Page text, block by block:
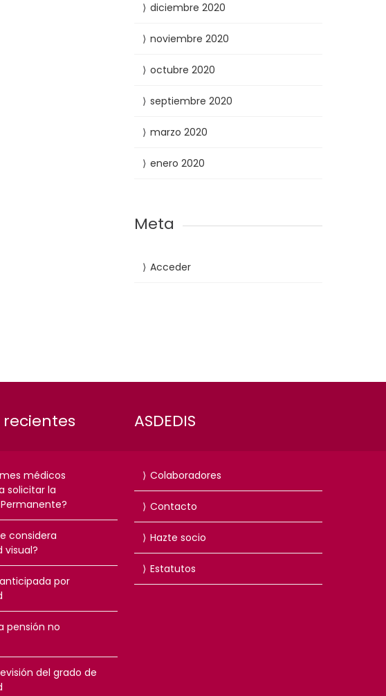
diciembre 2020
noviembre 2020
octubre 2020
septiembre 2020
marzo 2020
enero 2020
Meta
Acceder
médicos
solicitar la
considera
visual?
por
pensión no
del grado de
ASDEDIS
Colaboradores
Contacto
Hazte socio
Estatutos